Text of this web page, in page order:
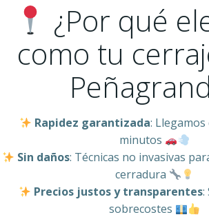
¿Por qué
como tu
Rapidez garantizada:
minutos
Sin daños: Técnicas no invasivas
cerradura
Precios justos y transparentes:
sobrecostes